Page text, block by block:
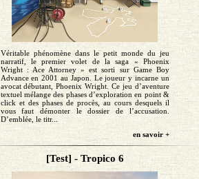
Véritable phénomène dans le petit monde du jeu
narratif, le premier volet de la saga « Phoenix
Wright : Ace Attorney » est sorti sur Game Boy
Advance en 2001 au Japon. Le joueur y incarne un
avocat débutant, Phoenix Wright. Ce jeu d’aventure
textuel mélange des phases d’exploration en point &
click et des phases de procès, au cours desquels il
vous faut démonter le dossier de l’accusation.
D’emblée, le titr...
en savoir +
[Test] - Tropico 6